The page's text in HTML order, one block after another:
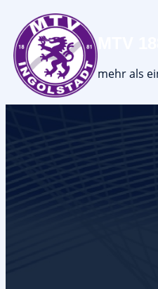
MTV
mehr als